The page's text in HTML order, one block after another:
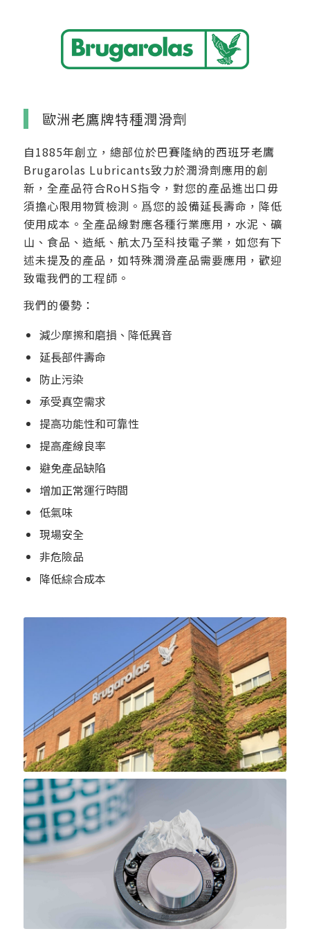
歐洲老鷹牌特種潤滑劑
自1885年創立，總部位於巴賽隆納的西班牙老鷹
Brugarolas Lubricants致力於潤滑劑應用的創
新，全產品符合RoHS指令，對您的產品進出口毋
須擔心限用物質檢測。爲您的設備延長壽命，降低
使用成本。全產品線對應各種行業應用，水泥、礦
山、食品、造紙、航太乃至科技電子業，如您有下
述未提及的產品，如特殊潤滑產品需要應用，歡迎
致電我們的工程師。
我們的優勢：
減少摩擦和磨損、降低異音
延長部件壽命
防止污染
承受真空需求
提高功能性和可靠性
提高產線良率
避免產品缺陷
增加正常運行時間
低氣味
現場安全
非危險品
降低綜合成本